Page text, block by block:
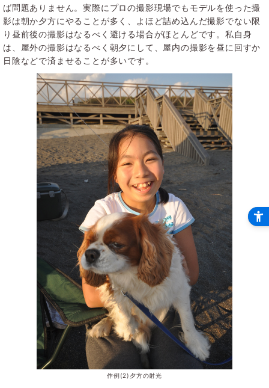
ば問題ありません。実際にプロの撮影現場でもモデルを使った撮
影は朝か夕方にやることが多く、よほど詰め込んだ撮影でない限
り昼前後の撮影はなるべく避ける場合がほとんどです。私自身
は、屋外の撮影はなるべく朝夕にして、屋内の撮影を昼に回すか
日陰などで済ませることが多いです。
作例(2)夕方の射光